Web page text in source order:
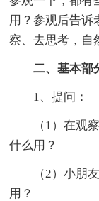
用？参观后告诉
察、去思考，自
二、基本部
1、提问：
（1）在观
什么用？
（2）小朋
用？